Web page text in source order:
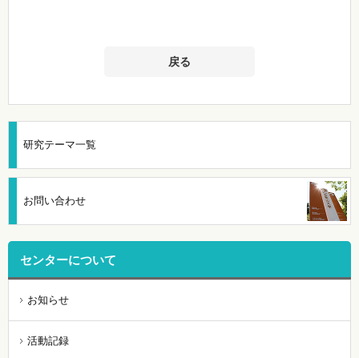
戻る
研究テーマ一覧
お問い合わせ
センターについて
お知らせ
活動記録